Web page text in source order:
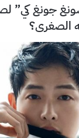
جونغ كي”
الصغرى؟